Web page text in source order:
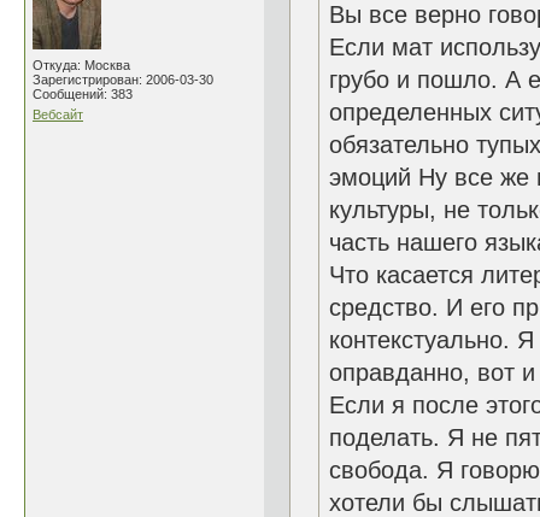
Откуда: Москва
Зарегистрирован: 2006-03-30
Сообщений: 383
Вебсайт
Вы все верно
Если мат
грубо и пошло. А
определенных
обязательно
эмоций Ну все же
культуры, не
часть нашего
Что касается
средство. И его
контекстуально.
оправданно, вот
Если я после
поделать. Я не
свобода. Я говорю
хотели бы